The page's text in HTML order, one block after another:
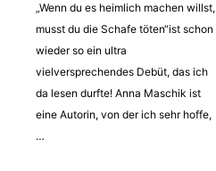
„Wenn du es heimlich machen willst,
musst du die Schafe töten“ist schon
wieder so ein ultra
vielversprechendes Debüt, das ich
da lesen durfte! Anna Maschik ist
eine Autorin, von der ich sehr hoffe,
…